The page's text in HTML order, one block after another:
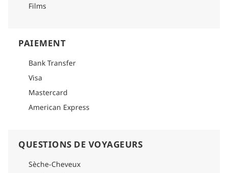
Films
PAIEMENT
Bank Transfer
Visa
Mastercard
American Express
QUESTIONS DE VOYAGEURS
Sèche-Cheveux